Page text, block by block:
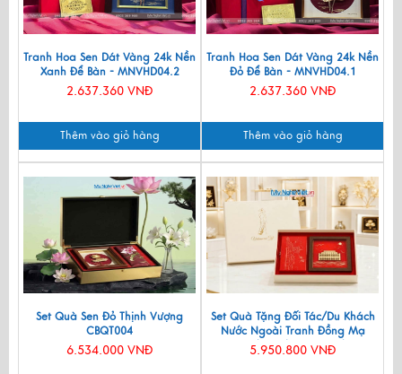
Tranh Hoa Sen Dát Vàng 24k Nền
Xanh Để Bàn - MNVHD04.2
2.637.360 VNĐ
Thêm vào giỏ hàng
Tranh Hoa Sen Dát Vàng 24k Nền
Đỏ Để Bàn - MNVHD04.1
2.637.360 VNĐ
Thêm vào giỏ hàng
Set Quà Sen Đỏ Thịnh Vượng
CBQT004
6.534.000 VNĐ
Set Quà Tặng Đối Tác/Du Khách
Nước Ngoài Tranh Đồng Mạ
Vàng 24k & Hộp Trang Sức Sơn
5.950.800 VNĐ